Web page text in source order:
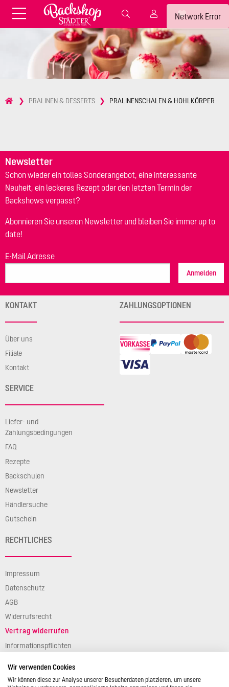
Aufbewahren
Fondant & Zubehör Speisefarben
Pralinenkapseln Geschenktüten
Vorspeisen & Desserts
Terrinenformen
Backzutaten Küchenhelfer
Nudel- &
Spätzleherstellung
STÄDTER fresh&cool
PRALINEN & DESSERTS PRALINENSCHALEN & HOHLKÖRPER
Newsletter
Schon wieder ein tolles Sonderangebot, eine interessante
Neuheit, ein leckeres Rezept oder den letzten Termin der
Backshows verpasst?
Abonnieren Sie unseren Newsletter und bleiben Sie immer up to
date!
E-Mail Adresse
Anmelden
KONTAKT
Über uns
Filiale
Kontakt
SERVICE
Liefer- und
Zahlungsbedingungen
FAQ
Rezepte
Backschulen
Newsletter
Händlersuche
Gutschein
RECHTLICHES
Impressum
Datenschutz
AGB
Widerrufsrecht
Vertrag widerrufen
Informationspflichten
ZAHLUNGSOPTIONEN
Network Error
Wir verwenden Cookies
Wir können diese zur Analyse unserer Besucherdaten platzieren, um unsere